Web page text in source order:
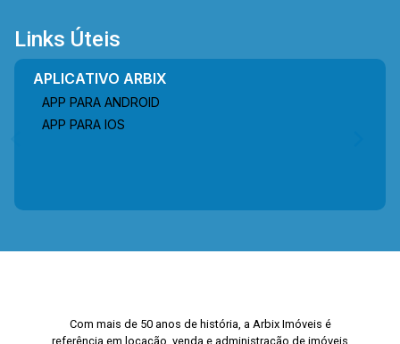
Links Úteis
APLICATIVO ARBIX
APP PARA ANDROID
APP PARA IOS
Com mais de 50 anos de história, a Arbix Imóveis é
referência em locação, venda e administração de imóveis